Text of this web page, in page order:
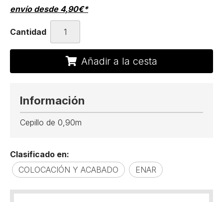
envío desde 4,90€*
Cantidad
Añadir a la cesta
Información
Cepillo de 0,90m
Clasificado en:
COLOCACIÓN Y ACABADO
ENAR